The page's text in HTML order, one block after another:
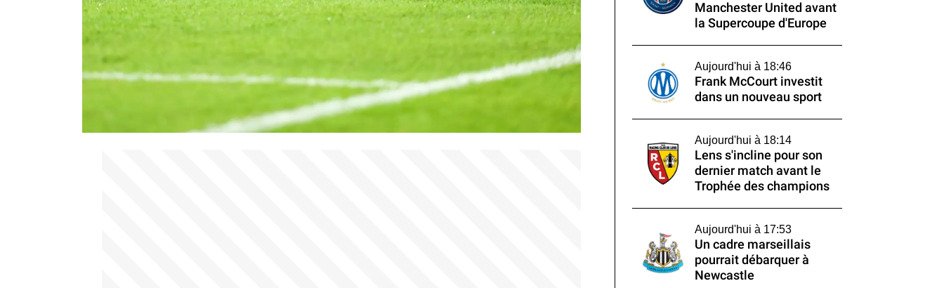
Manchester United avant
la Supercoupe d'Europe
Aujourd'hui à 18:46
Frank McCourt investit
dans un nouveau sport
Aujourd'hui à 18:14
Lens s'incline pour son
dernier match avant le
Trophée des champions
Aujourd'hui à 17:53
Un cadre marseillais
pourrait débarquer à
Newcastle